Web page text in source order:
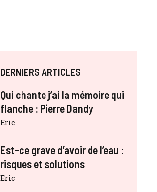
DERNIERS ARTICLES
Qui chante j’ai la mémoire qui
flanche : Pierre Dandy
Eric
Est-ce grave d’avoir de l’eau :
risques et solutions
Eric